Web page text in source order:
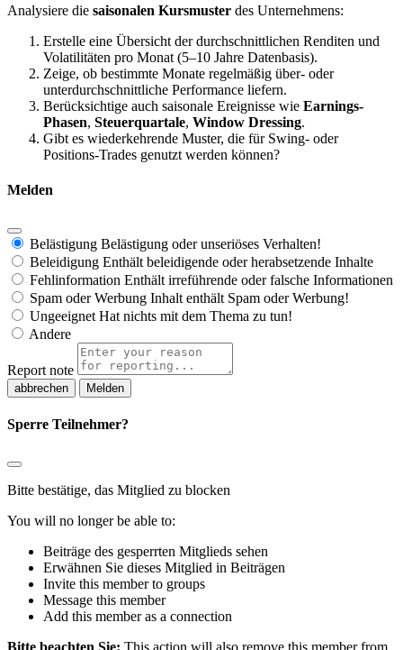
Analysiere die saisonalen Kursmuster des Unternehmens:
Erstelle eine Übersicht der durchschnittlichen Renditen und
Volatilitäten pro Monat (5–10 Jahre Datenbasis).
Zeige, ob bestimmte Monate regelmäßig über- oder
unterdurchschnittliche Performance liefern.
Berücksichtige auch saisonale Ereignisse wie Earnings-
Phasen, Steuerquartale, Window Dressing.
Gibt es wiederkehrende Muster, die für Swing- oder
Positions-Trades genutzt werden können?
Melden
Belästigung Belästigung oder unseriöses Verhalten!
Beleidigung Enthält beleidigende oder herabsetzende Inhalte
Fehlinformation Enthält irreführende oder falsche Informationen
Spam oder Werbung Inhalt enthält Spam oder Werbung!
Ungeeignet Hat nichts mit dem Thema zu tun!
Andere
Report note
Melden
Sperre Teilnehmer?
Bitte bestätige, das Mitglied zu blocken
You will no longer be able to:
Beiträge des gesperrten Mitglieds sehen
Erwähnen Sie dieses Mitglied in Beiträgen
Invite this member to groups
Message this member
Add this member as a connection